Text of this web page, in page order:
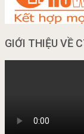
GIỚI THIỆU VỀ